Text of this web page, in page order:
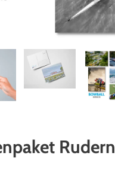
Rudern